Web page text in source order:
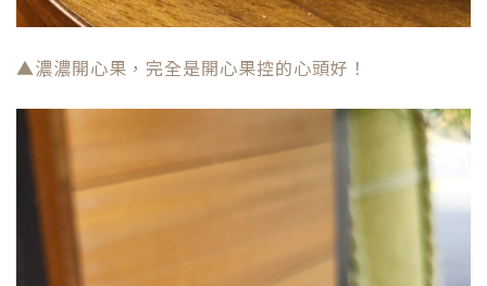
▲濃濃開心果，完全是開心果控的心頭好！